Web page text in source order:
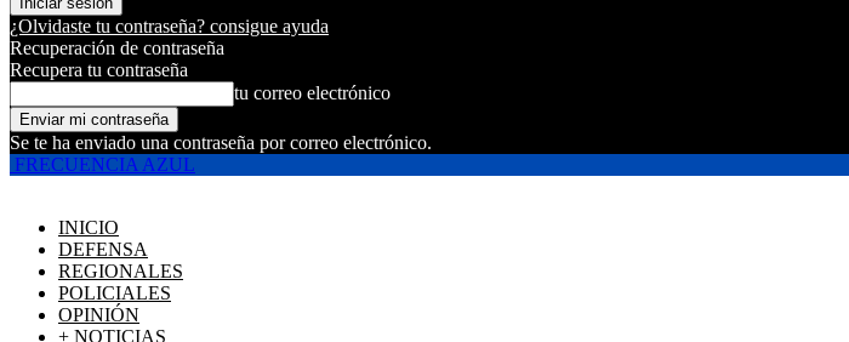
¿Olvidaste tu contraseña? consigue ayuda
Recuperación de contraseña
Recupera tu contraseña
tu correo electrónico
Se te ha enviado una contraseña por correo electrónico.
FRECUENCIA AZUL
INICIO
DEFENSA
REGIONALES
POLICIALES
OPINIÓN
+ NOTICIAS